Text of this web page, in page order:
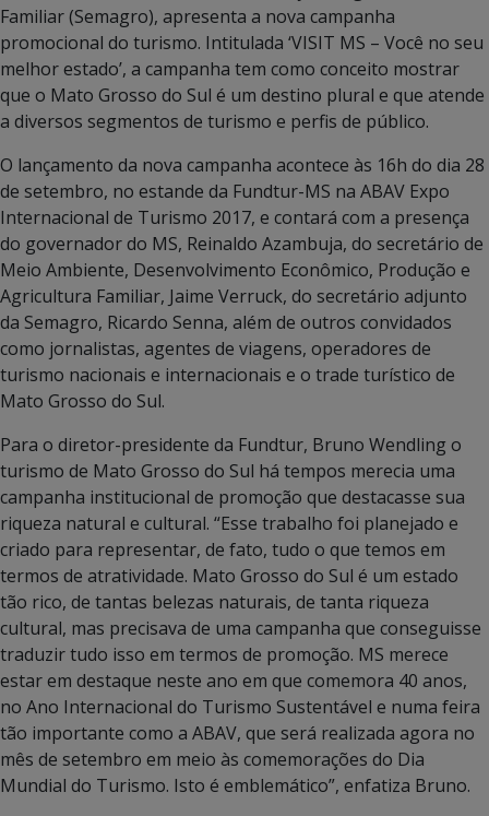
Familiar (Semagro), apresenta a nova campanha
promocional do turismo. Intitulada ‘VISIT MS – Você no seu
melhor estado’, a campanha tem como conceito mostrar
que o Mato Grosso do Sul é um destino plural e que atende
a diversos segmentos de turismo e perfis de público.
O lançamento da nova campanha acontece às 16h do dia 28
de setembro, no estande da Fundtur-MS na ABAV Expo
Internacional de Turismo 2017, e contará com a presença
do governador do MS, Reinaldo Azambuja, do secretário de
Meio Ambiente, Desenvolvimento Econômico, Produção e
Agricultura Familiar, Jaime Verruck, do secretário adjunto
da Semagro, Ricardo Senna, além de outros convidados
como jornalistas, agentes de viagens, operadores de
turismo nacionais e internacionais e o trade turístico de
Mato Grosso do Sul.
Para o diretor-presidente da Fundtur, Bruno Wendling o
turismo de Mato Grosso do Sul há tempos merecia uma
campanha institucional de promoção que destacasse sua
riqueza natural e cultural. “Esse trabalho foi planejado e
criado para representar, de fato, tudo o que temos em
termos de atratividade. Mato Grosso do Sul é um estado
tão rico, de tantas belezas naturais, de tanta riqueza
cultural, mas precisava de uma campanha que conseguisse
traduzir tudo isso em termos de promoção. MS merece
estar em destaque neste ano em que comemora 40 anos,
no Ano Internacional do Turismo Sustentável e numa feira
tão importante como a ABAV, que será realizada agora no
mês de setembro em meio às comemorações do Dia
Mundial do Turismo. Isto é emblemático”, enfatiza Bruno.